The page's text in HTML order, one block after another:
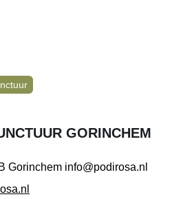
GORINCHEM
Gorinchem info@podirosa.nl